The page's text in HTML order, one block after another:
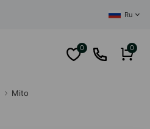
Ru
0 0
Mito